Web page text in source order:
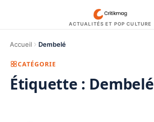
ACTUALITÉS ET POP CULTURE
Accueil Dembelé
CATÉGORIE
Étiquette : Dembelé